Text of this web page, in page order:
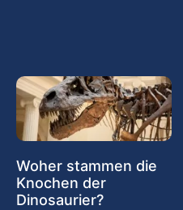
Woher stammen die
Knochen der
Dinosaurier?